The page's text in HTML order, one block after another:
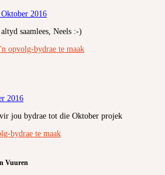
2016
saamlees, Neels :-)
opvolg-bydrae te maak
2016
jou bydrae tot die Oktober projek
bydrae te maak
Vuuren